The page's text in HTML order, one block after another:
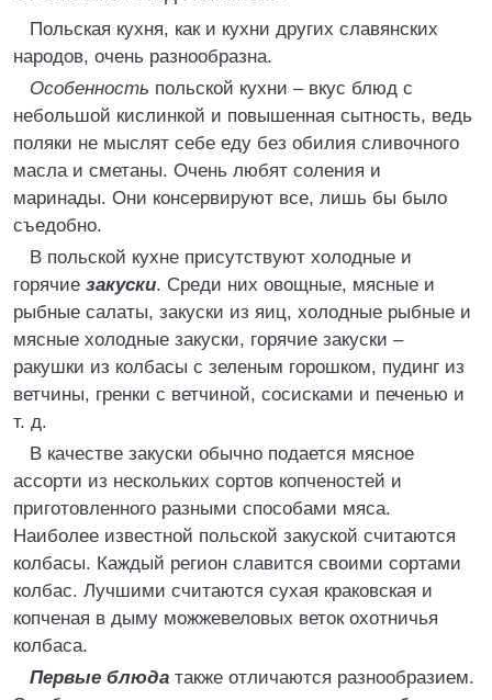
Польская кухня, как и кухни других славянских
народов, очень разнообразна.
Особенность польской кухни – вкус блюд с
небольшой кислинкой и повышенная сытность, ведь
поляки не мыслят себе еду без обилия сливочного
масла и сметаны. Очень любят соления и
маринады. Они консервируют все, лишь бы было
съедобно.
В польской кухне присутствуют холодные и
горячие закуски. Среди них овощные, мясные и
рыбные салаты, закуски из яиц, холодные рыбные и
мясные холодные закуски, горячие закуски –
ракушки из колбасы с зеленым горошком, пудинг из
ветчины, гренки с ветчиной, сосисками и печенью и
т. д.
В качестве закуски обычно подается мясное
ассорти из нескольких сортов копченостей и
приготовленного разными способами мяса.
Наиболее известной польской закуской считаются
колбасы. Каждый регион славится своими сортами
колбас. Лучшими считаются сухая краковская и
копченая в дыму можжевеловых веток охотничья
колбаса.
Первые блюда также отличаются разнообразием.